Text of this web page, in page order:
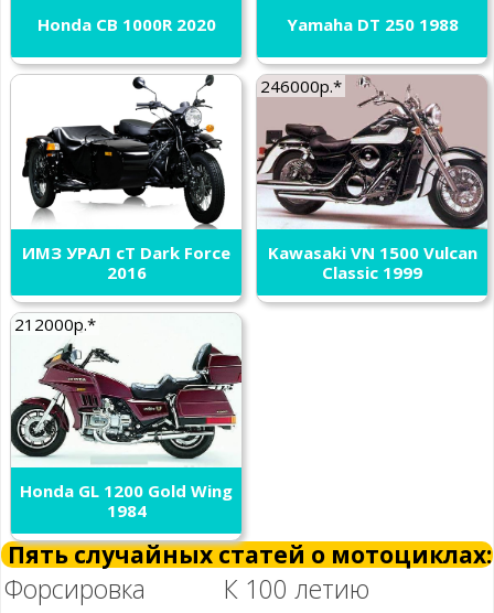
Honda CB 1000R 2020 Yamaha DT 250 1988
ИМЗ УРАЛ cT Dark Force
2016
246000р.*
Kawasaki VN 1500 Vulcan
Classic 1999
212000р.*
Honda GL 1200 Gold Wing
1984
Пять случайных статей о мотоциклах:
Форсировка
К 100 летию